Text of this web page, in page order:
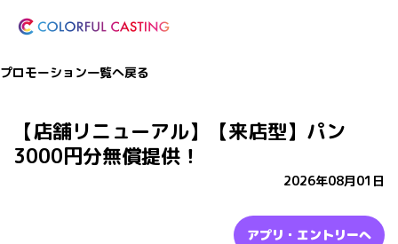
プロモーション一覧へ戻る
【店舗リニューアル】【来店型】パン
3000円分無償提供！
2026年08月01日
アプリ・エントリーへ